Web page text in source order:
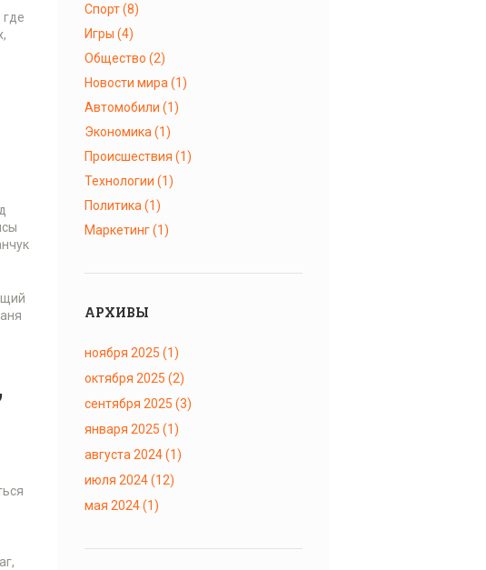
Спорт(8)
Игры (4)
Общество (2)
Новости мира (1)
Автомобили (1)
Экономика (1)
Происшествия (1)
Технологии (1)
Политика (1)
Маркетинг(1)
АРХИВЫ
ноября 2025 (1)
октября 2025 (2)
сентября 2025 (3)
января 2025 (1)
августа 2024(1)
июля 2024(12)
мая 2024(1)